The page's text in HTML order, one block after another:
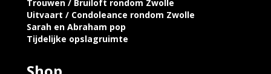
Trouwen / Bruiloft rondom Zwolle
Uitvaart / Condoleance rondom Zwolle
Sarah en Abraham pop
Tijdelijke opslagruimte